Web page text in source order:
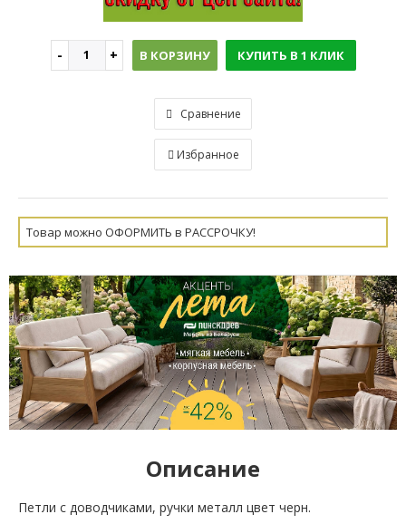
В КОРЗИНУ КУПИТЬ В 1 КЛИК
Сравнение
Избранное
Товар можно ОФОРМИТЬ в РАССРОЧКУ!
Описание
Петли с доводчиками, ручки металл цвет черн.